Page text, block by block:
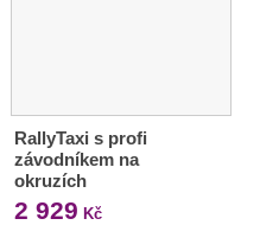
RallyTaxi s profi
závodníkem na
okruzích
2 929 Kč